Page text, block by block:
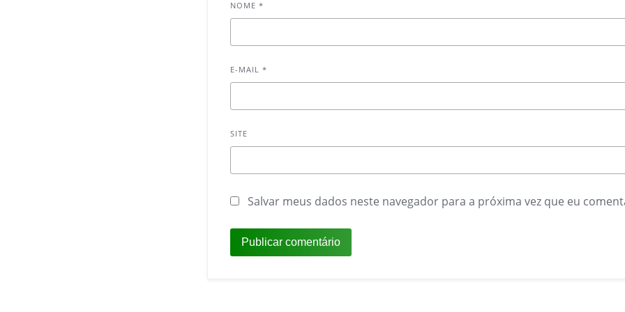
NOME*
E-MAIL*
SITE
Salvar meus dados neste navegador para a próxima vez que eu